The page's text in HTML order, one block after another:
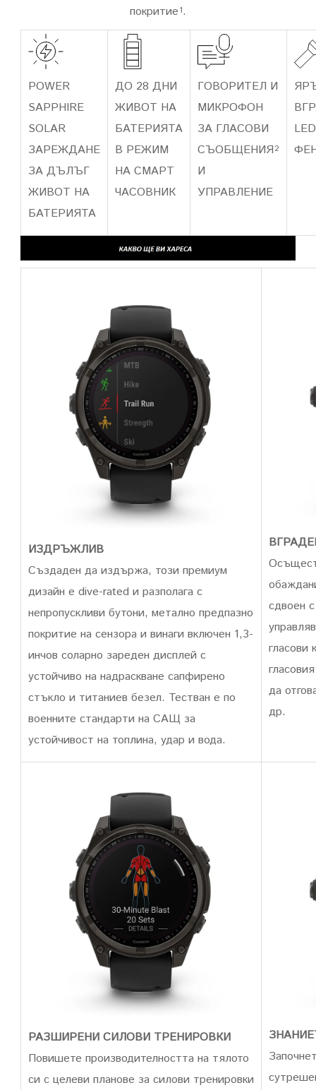
покритие1.
POWER
SAPPHIRE
SOLAR
ЗАРЕЖДАНЕ
ЗА ДЪЛЪГ
ЖИВОТ НА
БАТЕРИЯТА
ДО 28 ДНИ
ЖИВОТ НА
БАТЕРИЯТА
В РЕЖИМ
НА СМАРТ
ЧАСОВНИК
ГОВОРИТЕЛ И
МИКРОФОН
ЗА ГЛАСОВИ
СЪОБЩЕНИЯ2
И
УПРАВЛЕНИЕ
LED
ИЗДРЪЖЛИВ
Създаден да издържа, този премиум
дизайн е dive-rated и разполага с
непропускливи бутони, метално предпазно
покритие на сензора и винаги включен 1,3-
инчов соларно зареден дисплей с
устойчиво на надраскване сапфирено
стъкло и титаниев безел. Тестван е по
военните стандарти на САЩ за
устойчивост на топлина, удар и вода.
сдвоен
гласови
да
др.
РАЗШИРЕНИ СИЛОВИ ТРЕНИРОВКИ
Повишете производителността на тялото
си с целеви планове за силови тренировки